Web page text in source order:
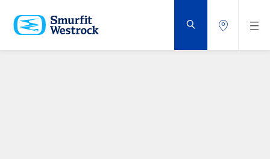
HAUPTINHALT
SPRINGEN